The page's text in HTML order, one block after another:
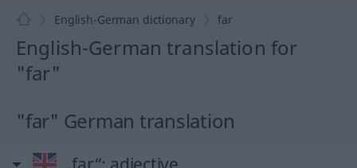
English-German dictionary far
English-German translation for
"far"
"far" German translation